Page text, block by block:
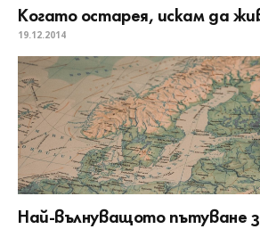
Когато остарея, искам да
19.12.2014
Най-вълнуващото пътуване